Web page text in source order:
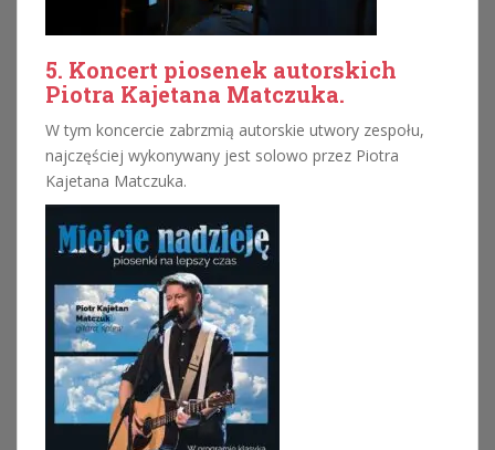
5. Koncert piosenek autorskich
Piotra Kajetana Matczuka.
W tym koncercie zabrzmią autorskie utwory zespołu,
najczęściej wykonywany jest solowo przez Piotra
Kajetana Matczuka.